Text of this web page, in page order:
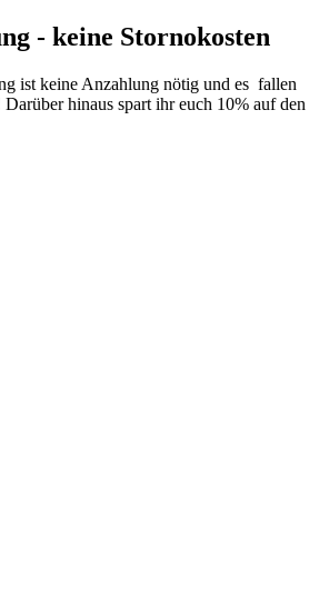
- keine Stornokosten
ist keine Anzahlung nötig und es fallen
hinaus spart ihr euch 10% auf den